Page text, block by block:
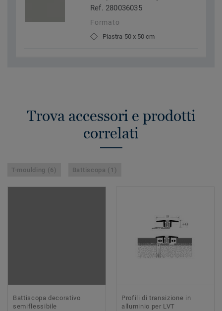
Ref. 280036035
Formato
Piastra 50 x 50 cm
Trova accessori e prodotti
correlati
T-moulding (6) Battiscopa (1)
Battiscopa decorativo
semiflessibile
Profili di transizione in
alluminio per LVT